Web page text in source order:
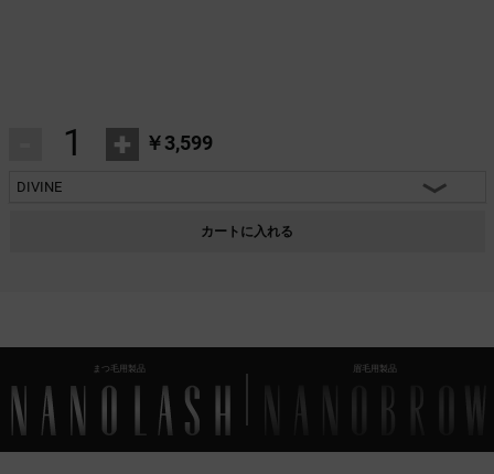
+ ￥3,599
DIVINE
DIVINE
HARMONY
カートに入れる
まつ毛用製品 眉毛用製品